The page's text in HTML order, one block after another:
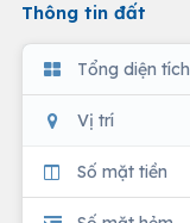
Thông tin đất
Tổng diện tích
Vị trí
Số mặt tiền